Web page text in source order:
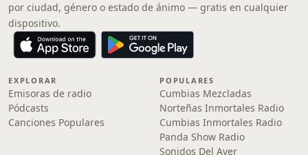
por ciudad, género o estado de ánimo — gratis en cualquier
dispositivo.
EXPLORAR
Emisoras de radio
Pódcasts
Canciones Populares
POPULARES
Cumbias Mezcladas
Norteñas Inmortales Radio
Cumbias Inmortales Radio
Panda Show Radio
Sonidos Del Ayer